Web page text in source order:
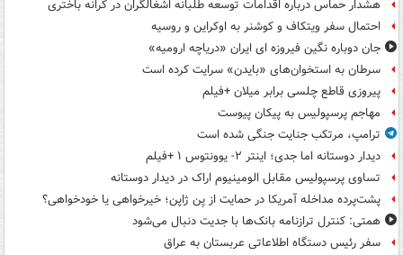
هشدار حماس درباره اقدامات توسعه طلبانه اشغالگران در کرانه باختری
احتمال سفر ویتکاف و کوشنر به اوکراین و روسیه
جان دوباره نگین فیروزه ای ایران «دریاچه ارومیه»
سرطان به استخوان‌های «بایدن» سرایت کرده است
پیروزی قاطع چلسی برابر میلان +فیلم
مهاجم پرسپولیس به پیکان پیوست
ترامپ، مرتکب جنایت جنگی شده است
دیدار دوستانه اما جدی؛ اینتر ۲- یوونتوس ۱ +فیلم
تساوی پرسپولیس مقابل الومینیوم اراک در دیدار دوستانه
پشت‌پرده مداخله آمریکا در حمایت از یِن ژاپن؛ خیرخواهی یا خودخواهی؟
همتی: کنترل ترازنامه بانک‌ها با جدیت دنبال می‌شود
سفر رئیس دستگاه اطلاعاتی عربستان به عراق